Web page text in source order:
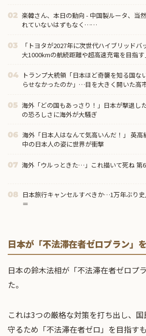
02 楽韓さん、本日の動向 - 中国製ルータ、当
れていないはずもなく……
03
「トヨタが2027年に次世代ハイブリッド
大1000kmの航続距離や超高速充電を目指す
04
トランプ大統領「日本ほど奇襲を知る国な
らせなかったのか」…目を大きく開いた高
05 海外「どの国もあっさり！」日本が撃退し
の恐ろしさに海外が大騒ぎ
06 海外「日本人はなんて気高いんだ！」 英高
中の日本人の姿に世界が衝撃
07 海外「ウルっときた…」これ描いて死ね 第
08
日本旅行キャンセルすべきか…1万年ぶり
＝
日本が「不法滞在者ゼロプラン」
日本の鈴木法相が「不法滞在者ゼロプ
た。
これは3つの厳格な対策を打ち出し、
守るため「不法滞在者ゼロ」を目指すも